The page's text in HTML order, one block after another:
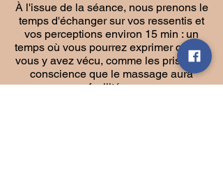
À l'issue de la séance, nous prenons le
temps d'échanger sur vos ressentis et
vos perceptions environ 15 min : un
temps où vous pourrez exprimer ce que
vous y avez vécu, comme les prises de
conscience que le massage aura
facilitées.